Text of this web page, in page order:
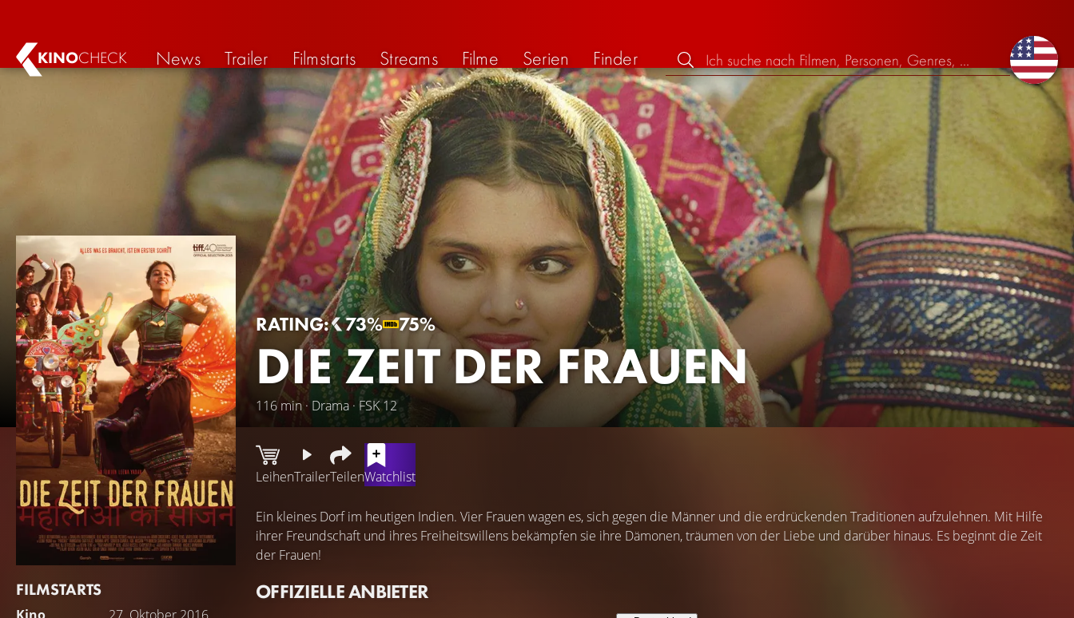
KINOCHECK News Trailer Filmstarts Streams Filme Serien Finder
RATING: 73% 75%
DIE ZEIT DER FRAUEN
116 min · Drama · FSK 12
FILMSTARTS
LeihenTrailerTeilenWatchlist
Ein kleines Dorf im heutigen Indien. Vier Frauen wagen es, sich gegen die Männer und die erdrückenden Traditionen aufzulehnen. Mit Hilfe
ihrer Freundschaft und ihres Freiheitswillens bekämpfen sie ihre Dämonen, träumen von der Liebe und darüber hinaus. Es beginnt die Zeit
der Frauen!
OFFIZIELLE ANBIETER